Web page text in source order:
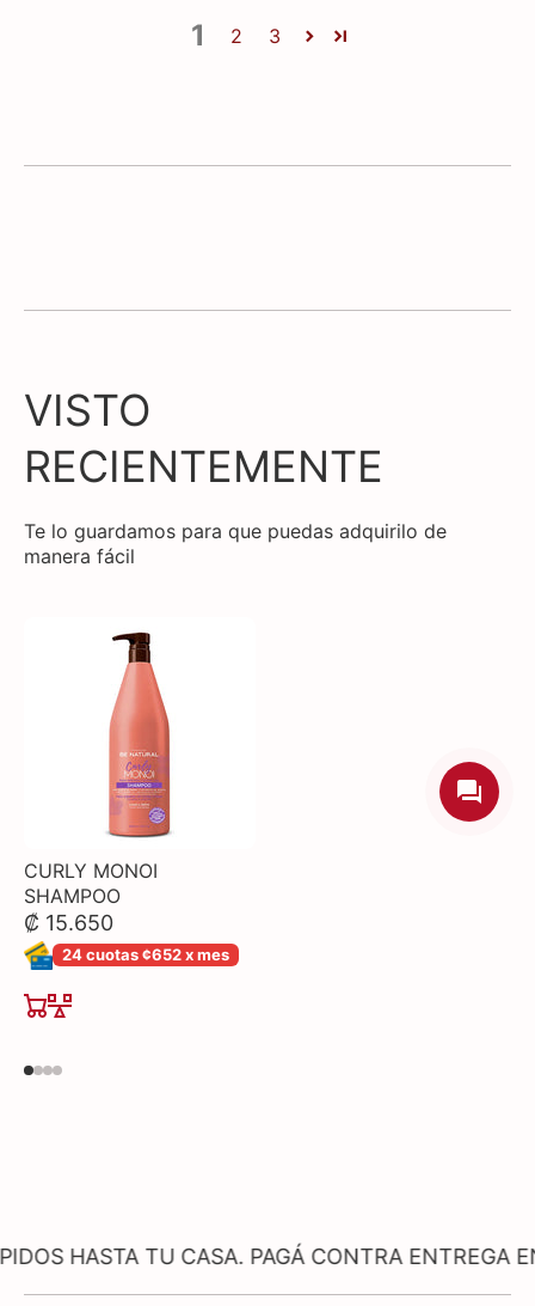
1 2 3
VISTO
RECIENTEMENTE
Te lo guardamos para que puedas adquirilo de
manera fácil
CURLY MONOI
SHAMPOO
₡ 15.650
24 cuotas ¢652 x mes
TU CASA. PAGÁ CONTRA ENTREGA EN